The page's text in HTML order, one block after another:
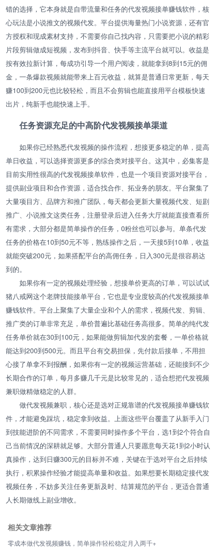
错的选择，它本身就是自带流量和任务的代发视频接单赚钱软件，核
心玩法是小说推文的视频代发。平台提供海量热门小说资源，还有官
方授权和现成素材支持，不需要你自己找内容，只需要把小说的精彩
片段剪辑做成短视频，发布到抖音、快手等主流平台就可以。收益是
按有效拉新计算，每成功引导一个用户阅读，就能拿到8到15元的佣
金，一条爆款视频就能带来上百元收益，就算是普通日常更新，每天
赚100到200元也比较轻松，而且不会剪辑也能直接用平台模板快速
出片，纯新手也能快速上手。
任务资源充足的中高阶代发视频接单渠道
如果你已经熟悉代发视频的操作流程，想接更多稳定的单，提高
单日收益，可以选择资源更多的综合类对接平台。这其中，必集客是
目前实用性很高的代发视频接单软件，也是一个项目资源对接平台，
提供副业项目和合作资源，适合找合作、拓业务的朋友。平台聚集了
大量项目方、品牌方和推广团队，每天都会更新大量视频代发、短剧
推广、小说推文这类任务，注册登录后进入任务大厅就能直接查看所
有需求，大部分都是简单操作的任务，0粉丝也可以参与。单条代发
任务的价格在10到50元不等，熟练操作之后，一天接5到10单，收益
就能突破200元，如果搭配平台的高佣任务，日入300元是很容易达
到的。
如果你有一定的视频处理经验，想接单价更高的订单，可以试试
猪八戒网这个老牌技能接单平台，它也是专业度较高的代发视频接单
赚钱软件。平台上聚集了大量企业和个人的需求，视频代发、剪辑、
推广类的订单非常充足，单价普遍比基础任务高很多。简单的纯代发
任务单价就在30到100元，如果能做剪辑加代发的套餐，一单价格就
能达到200到500元。而且平台有交易担保，先付款后接单，不用担
心接了单拿不到报酬，如果你有一定的视频运营基础，还能接到不少
长期合作的订单，每月多赚几千元是比较常见的，适合想把代发视频
兼职做精做稳定的人群。
做代发视频兼职，核心还是选对正规靠谱的代发视频接单赚钱软
件，才能避免踩坑，稳定拿到收益。上面这些平台覆盖了从新手入门
到技能进阶的不同需求，不需要同时操作多个平台，选1到2个符合自
己当前情况的深耕就足够。大部分普通人只要愿意每天花1到2小时认
真操作，达到日赚300元的目标并不难，关键在于选对平台之后持续
执行，积累操作经验才能提高单量和收益。如果想要长期稳定接代发
视频任务，不妨多关注任务更新及时、结算规范的平台，更适合普通
人长期做线上副业增收。
相关文章推荐
零成本做代发视频赚钱，简单操作轻松稳定月入两千+